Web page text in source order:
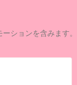
ションを含みます。